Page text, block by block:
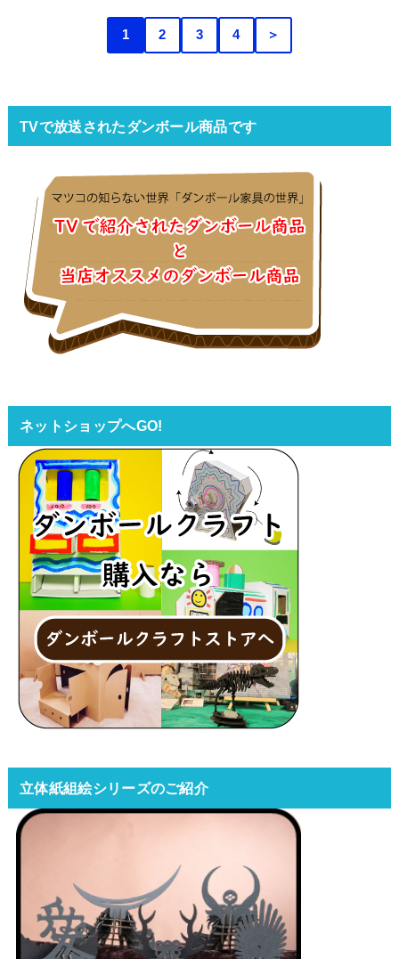
1 2 3 4 ＞
TVで放送されたダンボール商品です
ネットショップへGO!
立体紙組絵シリーズのご紹介